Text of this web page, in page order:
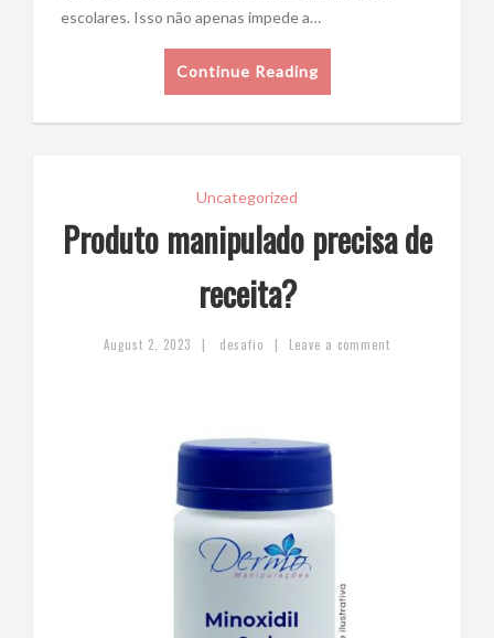
escolares. Isso não apenas impede a…
Continue Reading
Uncategorized
Produto manipulado precisa de
receita?
August 2, 2023 | desafio | Leave a comment